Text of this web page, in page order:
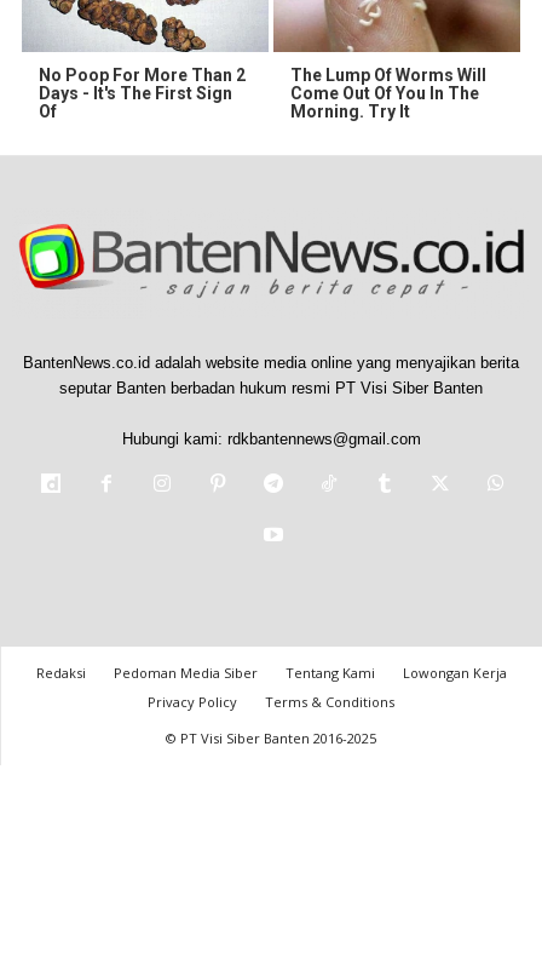
No Poop For More Than 2
Days - It's The First Sign
Of
The Lump Of Worms Will
Come Out Of You In The
Morning. Try It
BantenNews.co.id adalah website media online yang menyajikan berita
seputar Banten berbadan hukum resmi PT Visi Siber Banten
Hubungi kami: rdkbantennews@gmail.com
Redaksi Pedoman Media Siber Tentang Kami
Lowongan Kerja
Privacy Policy
Terms & Conditions
© PT Visi Siber Banten 2016-2025